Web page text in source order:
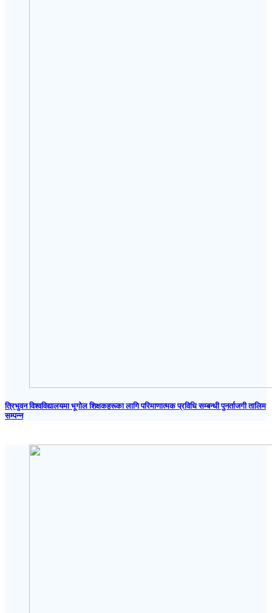
त्रिभुवन विश्वविद्यालयमा भूगोल शिक्षकहरूका लागि परिमाणात्मक प्रविधि सम्बन्धी पुनर्ताजगी तालिम
सम्पन्न